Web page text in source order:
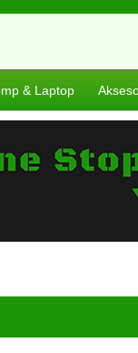
& Laptop